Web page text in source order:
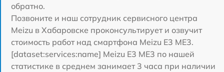
обратно.
Позвоните и наш сотрудник сервисного центра
Meizu в Хабаровске проконсультирует и озвучит
стоимость работ над смартфона Meizu E3 ME3.
[dataset:services:name] Meizu E3 ME3 по нашей
статистике в среднем занимает 3 часа при наличии